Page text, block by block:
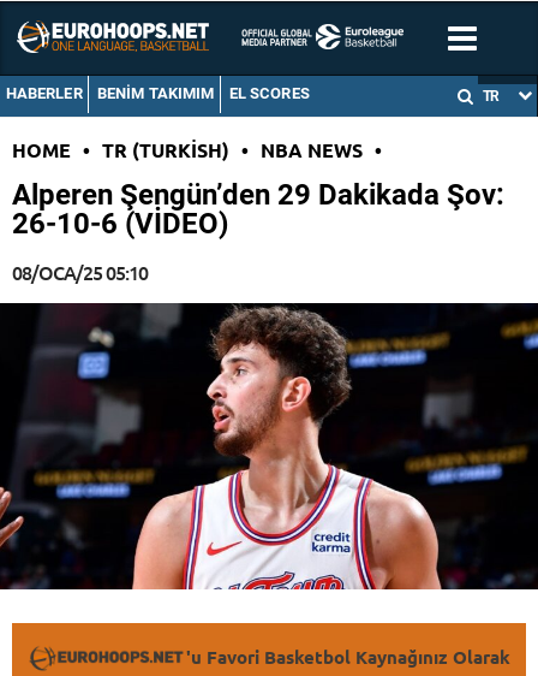
HABERLER BENIM TAKIMIM EL SCORES TR
HOME • TR (TURKISH) • NBA NEWS •
Alperen Şengün’den 29 Dakikada Şov:
26-10-6 (VİDEO)
08/OCA/25 05:10
'u Favori Basketbol Kaynağınız Olarak